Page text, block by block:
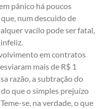
pânico há poucos
num descuido de
vacilo pode ser fatal,
em contratos
mais de R$ 1
razão, a subtração do
que o simples prejuízo
se, na verdade, o que